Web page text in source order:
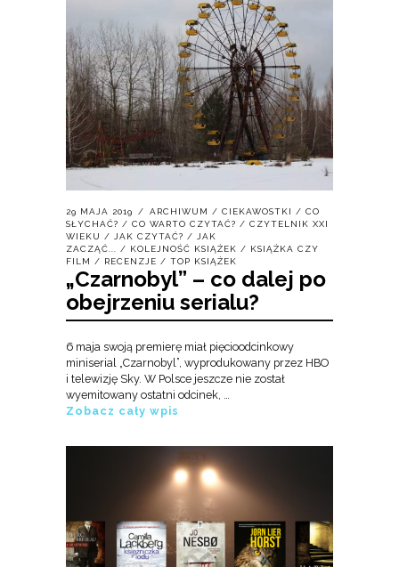
29 MAJA 2019 ARCHIWUM / CIEKAWOSTKI / CO
SŁYCHAĆ? / CO WARTO CZYTAĆ? / CZYTELNIK XXI
WIEKU
/ JAK CZYTAĆ? /
JAK
ZACZĄĆ...
/ KOLEJNOŚĆ KSIĄŻEK / KSIĄŻKA CZY
FILM
/ RECENZJE / TOP KSIĄŻEK
„Czarnobyl” – co dalej po
obejrzeniu serialu?
6 maja swoją premierę miał pięcioodcinkowy
miniserial „Czarnobyl”, wyprodukowany przez HBO
i telewizję Sky. W Polsce jeszcze nie został
wyemitowany ostatni odcinek, …
Zobacz cały wpis